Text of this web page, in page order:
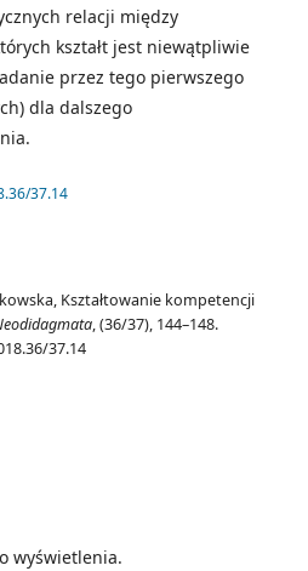
Kształtowanie kompetencji
, (36/37), 144–148.
37.14
relacji między
kształt jest niewątpliwie
przez tego pierwszego
dla dalszego
37.14
wyświetlenia.